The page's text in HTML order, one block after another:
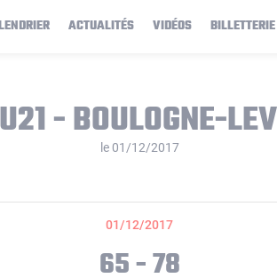
ACTUALITÉS VIDÉOS BILLETTERIE
- BOULOGNE-
le 01/12/2017
01/12/2017
65 - 78